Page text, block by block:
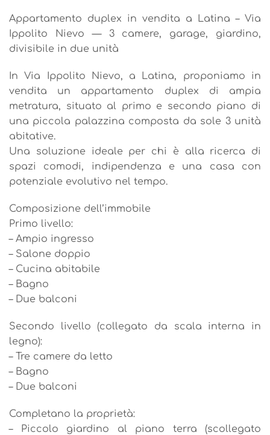
Appartamento duplex in vendita a Latina – Via
Ippolito Nievo — 3 camere, garage, giardino,
divisibile in due unità
In Via Ippolito Nievo, a Latina, proponiamo in
vendita un appartamento duplex di ampia
metratura, situato al primo e secondo piano di
una piccola palazzina composta da sole 3 unità
abitative.
Una soluzione ideale per chi è alla ricerca di
spazi comodi, indipendenza e una casa con
potenziale evolutivo nel tempo.
Composizione dell’immobile
Primo livello:
– Ampio ingresso
– Salone doppio
– Cucina abitabile
– Bagno
– Due balconi
Secondo livello (collegato da scala interna in
legno):
– Tre camere da letto
– Bagno
– Due balconi
Completano la proprietà:
– Piccolo giardino al piano terra (scollegato